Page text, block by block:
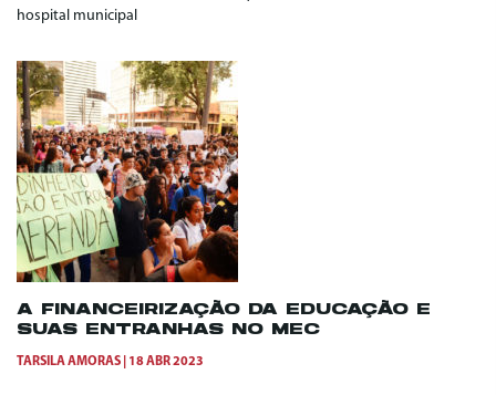
hospital municipal
A FINANCEIRIZAÇÃO DA EDUCAÇÃO E
SUAS ENTRANHAS NO MEC
TARSILA AMORAS 18 ABR 2023